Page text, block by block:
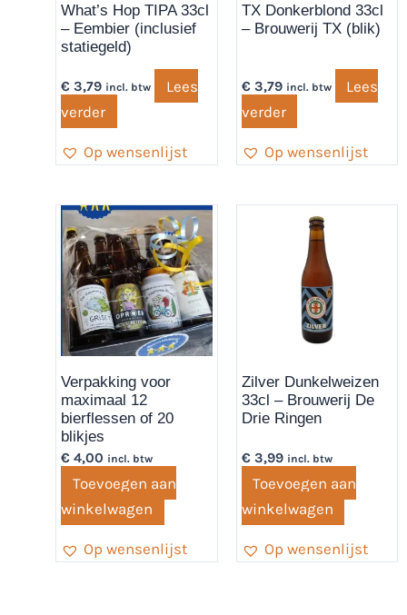
What’s Hop TIPA 33cl
– Eembier (inclusief
statiegeld)
€ 3,79 incl. btw
Lees
verder
Op wensenlijst
TX Donkerblond 33cl
– Brouwerij TX (blik)
€3,79 incl. btw
Lees
verder
Op wensenlijst
Verpakking voor
maximaal 12
bierflessen of 20
blikjes
€ 4,00 incl. btw
Toevoegen aan
winkelwagen
Op wensenlijst
Zilver Dunkelweizen
33cl – Brouwerij De
Drie Ringen
€3,99 incl. btw
Toevoegen aan
winkelwagen
Op wensenlijst